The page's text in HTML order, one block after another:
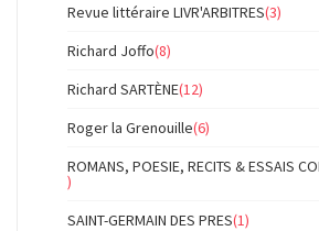
Revue littéraire LIVR'ARBITRES(3)
Richard Joffo(8)
Richard SARTÈNE(12)
Roger la Grenouille(6)
ROMANS, POESIE, RECITS & ESSAIS
)
SAINT-GERMAIN DES PRES(1)